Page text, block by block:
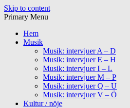
Skip to content
Primary Menu
Hem
Musik
Musik: intervjuer A – D
Musik: intervjuer E – H
Musik: intervjuer I – L
Musik: intervjuer M – P
Musik: intervjuer Q – U
Musik: intervjuer V – Ö
Kultur / nöje